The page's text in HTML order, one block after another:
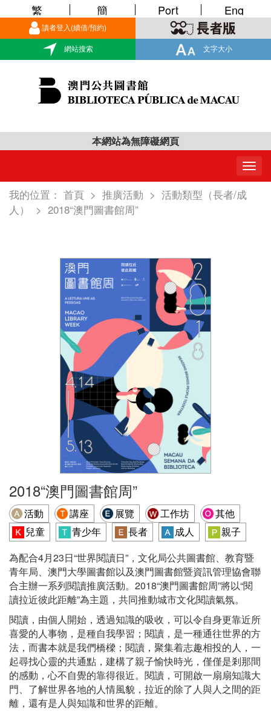
讀者登入(續借/預約)
網站搜索 文字大小
繁 簡 Port Eng
本網站為無障礙網頁
我的位置： 首頁 > 推廣活動 > 活動類型（長者/成
人）
> 2018“澳門圖書館周”
2018“澳門圖書館周”
活動 講座 展覽 工作坊
其他
兒童
青少年 長者 成人
親子
為配合4月23日“世界閱讀日”，文化局公共圖書館、教育暨
青年局、澳門大學圖書館以及澳門圖書館暨資訊管理協會聯
合主辦一系列閱讀推廣活動。2018“澳門圖書館周”將以“閱
讀拉近彼此距離”為主題，共同推動城市文化閱讀氣氛。
閱讀，由個人開始，透過知識的吸收，可以令自身更靠近所
喜愛的人事物，是種自我學習；閱讀，是一種通往世界的方
法，而書本就是我們橋樑；閱讀，聚集着志趣相投的人，一
起尋找心靈的共通點，建構了親子愉快時光，僅僅是剎那間
的感動，心不自覺的靠得很近。閱讀，可開啟一扇扇知識大
門、了解世界各地的人情風貌，拉近的除了人與人之間的距
離，還有是人與知識和世界的距離。